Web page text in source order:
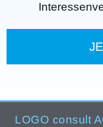
LOGO consult